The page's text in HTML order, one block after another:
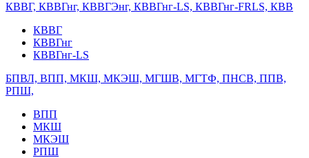
КВВГ, КВВГнг, КВВГЭнг, КВВГнг-LS, КВВГнг-FRLS, КВВ
КВВГ
КВВГнг
КВВГнг-LS
БПВЛ, ВПП, МКШ, МКЭШ, МГШВ, МГТФ, ПНСВ, ППВ,
РПШ,
ВПП
МКШ
МКЭШ
РПШ